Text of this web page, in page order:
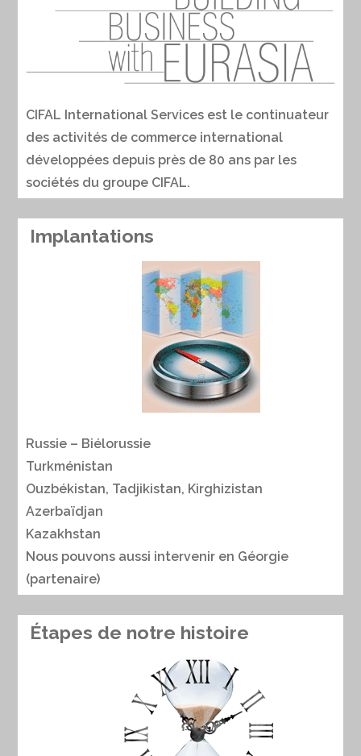
CIFAL International Services est le continuateur
des activités de commerce international
développées depuis près de 80 ans par les
sociétés du groupe CIFAL.
Implantations
Russie – Biélorussie
Turkménistan
Ouzbékistan, Tadjikistan, Kirghizistan
Azerbaïdjan
Kazakhstan
Nous pouvons aussi intervenir en Géorgie
(partenaire)
Étapes de notre histoire